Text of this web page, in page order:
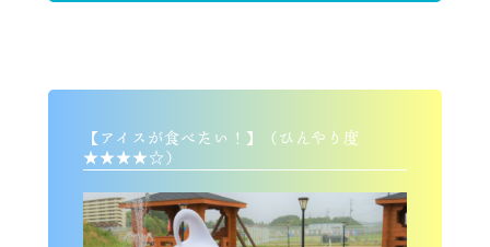
【アイスが食べたい！】（ひんやり度
★★★★☆）